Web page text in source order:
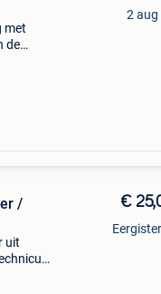
met
de
2 aug
/
uit
€